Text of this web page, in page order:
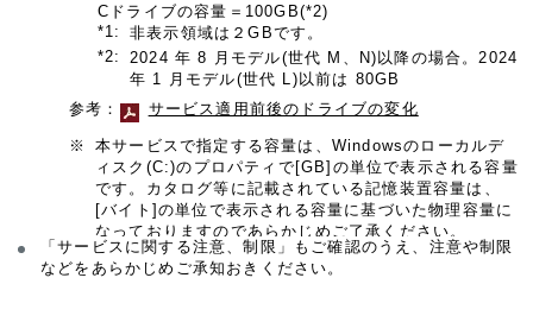
Cドライブの容量＝100GB(*2)
*1:
非表示領域は２GBです。
*2:
2024 年 8 月モデル(世代 M、N)以降の場合。2024
年 1 月モデル(世代 L)以前は 80GB
参考：
サービス適用前後のドライブの変化
※
本サービスで指定する容量は、Windowsのローカルデ
ィスク(C:)のプロパティで[GB]の単位で表示される容量
です。カタログ等に記載されている記憶装置容量は、
[バイト]の単位で表示される容量に基づいた物理容量に
なっておりますのであらかじめご了承ください。
「サービスに関する注意、制限」もご確認のうえ、注意や制限
などをあらかじめご承知おきください。